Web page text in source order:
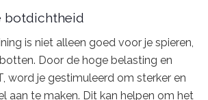
botdichtheid
is niet alleen goed voor je spieren,
Door de hoge belasting en
word je gestimuleerd om sterker en
aan te maken. Dit kan helpen om het